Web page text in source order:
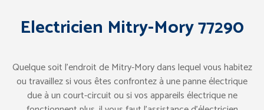
Electricien Mitry-Mory 77290
Quelque soit l’endroit de Mitry-Mory dans lequel vous habitez
ou travaillez si vous êtes confrontez à une panne électrique
due à un court-circuit ou si vos appareils électrique ne